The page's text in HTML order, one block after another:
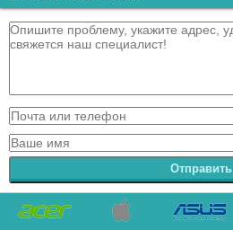
Отправить